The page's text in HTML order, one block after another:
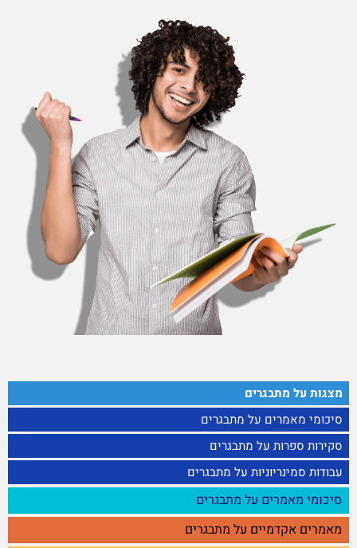
מצגות על מתבגרים
סיכומי מאמרים על מתבגרים
סקירות ספרות על מתבגרים
עבודות סמינריוניות על מתבגרים
סיכומי מאמרים על מתבגרים
מאמרים אקדמיים על מתבגרים